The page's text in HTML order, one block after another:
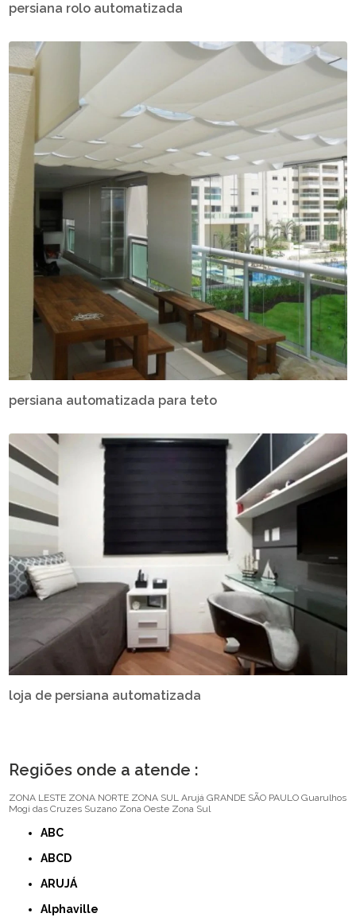
persiana rolo automatizada
persiana automatizada para teto
loja de persiana automatizada
Regiões onde a atende :
ZONA LESTE ZONA NORTE ZONA SUL Arujá GRANDE SÃO PAULO Guarulhos
Mogi das Cruzes Suzano Zona Oeste Zona Sul
ABC
ABCD
ARUJÁ
Alphaville